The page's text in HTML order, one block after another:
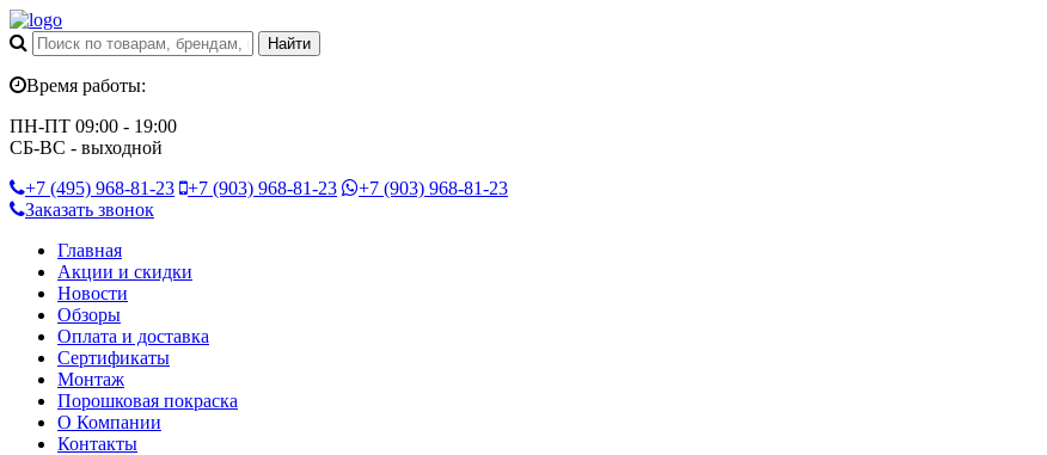
Время работы:
ПН-ПТ 09:00 - 19:00
СБ-ВС - выходной
+7 (495) 968-81-23 +7 (903) 968-81-23 +7 (903) 968-81-23
Заказать звонок
Главная
Акции и скидки
Новости
Обзоры
Оплата и доставка
Сертификаты
Монтаж
Порошковая покраска
О Компании
Контакты